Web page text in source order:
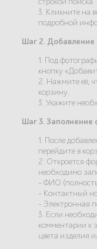
3. Кликните на
подробной
Шаг 2. Добавление
1. Под
кнопку
2. Нажмите её,
корзину.
3. Укажите
Шаг 3. Заполнение
1. После
перейдите в
2. Откроется
необходимо
- ФИО
- Контактный
- Электронная
3. Если
комментарии к
цвета изделия